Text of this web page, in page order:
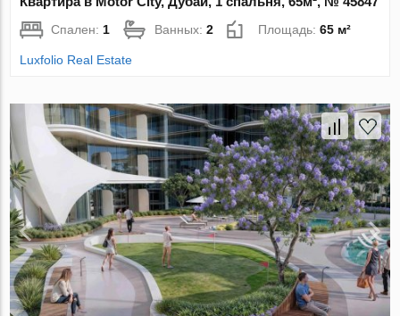
Спален: 1 Ванных:2 Площадь:65 м²
Luxfolio Real Estate